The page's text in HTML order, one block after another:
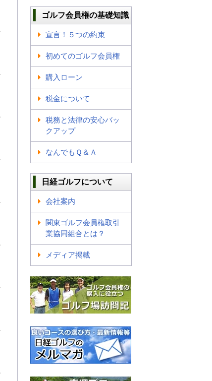
ゴルフ会員権の基礎知識
宣言！５つの約束
初めてのゴルフ会員権
購入ローン
税金について
税務と法律の安心バッ
クアップ
なんでもＱ＆Ａ
日経ゴルフについて
会社案内
関東ゴルフ会員権取引
業協同組合とは？
メディア掲載